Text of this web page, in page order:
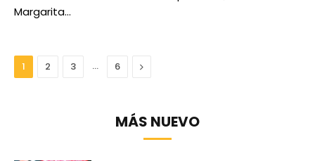
Margarita…
1 2 3 … 6 Next
MÁS NUEVO